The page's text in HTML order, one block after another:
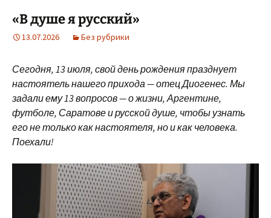
«В душе я русский»
13.07.2026 Без рубрики
Сегодня, 13 июля, свой день рождения празднует
настоятель нашего прихода — отец Диогенес. Мы
задали ему 13 вопросов — о жизни, Аргентине,
футболе, Саратове и русской душе, чтобы узнать
его не только как настоятеля, но и как человека.
Поехали!